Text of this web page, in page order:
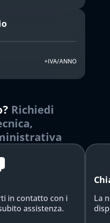
+IVA/ANNO
Richiedi
in contatto con i
assistenza.
La